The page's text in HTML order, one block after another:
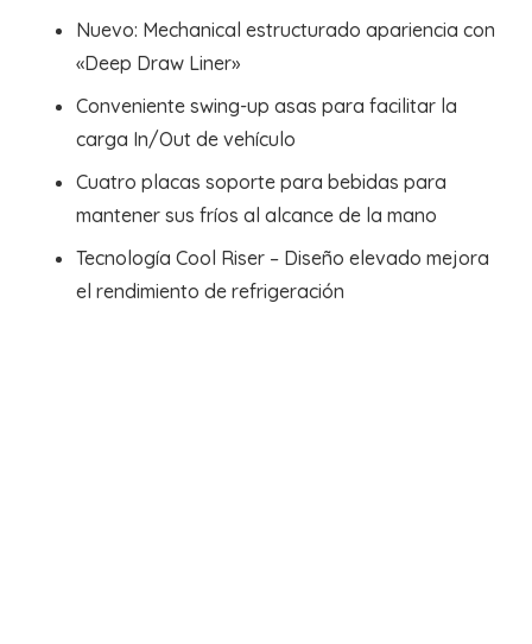
Nuevo: Mechanical estructurado apariencia con
«Deep Draw Liner»
Conveniente swing-up asas para facilitar la
carga In/Out de vehículo
Cuatro placas soporte para bebidas para
mantener sus fríos al alcance de la mano
Tecnología Cool Riser – Diseño elevado mejora
el rendimiento de refrigeración